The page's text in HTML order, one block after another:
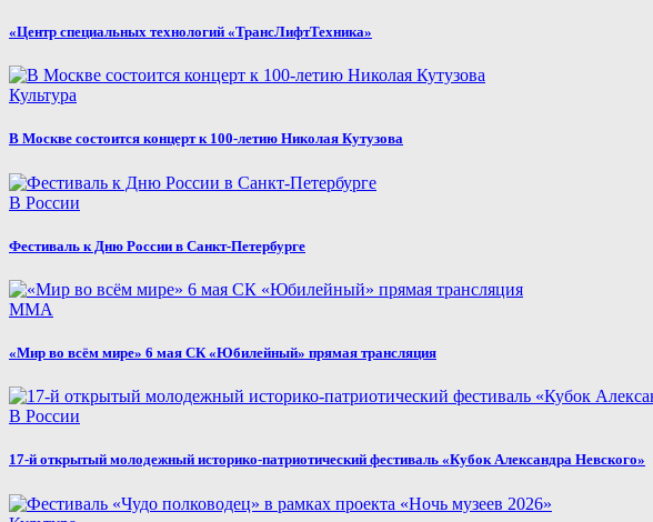
«Центр специальных технологий «ТрансЛифтТехника»
Культура
В Москве состоится концерт к 100-летию Николая Кутузова
В России
Фестиваль к Дню России в Санкт-Петербурге
MMA
«Мир во всём мире» 6 мая СК «Юбилейный» прямая трансляция
В России
17-й открытый молодежный историко-патриотический фестиваль «Кубок Александра Невского»